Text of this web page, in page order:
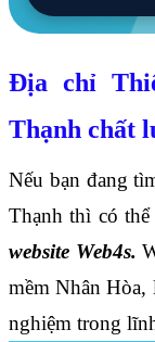
Địa chỉ
Thạnh chất
Nếu bạn đang
Thạnh thì có
website Web4s.
mềm Nhân
nghiệm trong